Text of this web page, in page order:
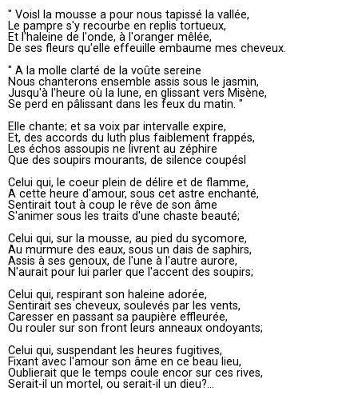
" Voisl la mousse a pour nous tapissé la vallée,
Le pampre s'y recourbe en replis tortueux,
Et l'haleine de l'onde, à l'oranger mêlée,
De ses fleurs qu'elle effeuille embaume mes cheveux.
" A la molle clarté de la voûte sereine
Nous chanterons ensemble assis sous le jasmin,
Jusqu'à l'heure où la lune, en glissant vers Misène,
Se perd en pâlissant dans les feux du matin. "
Elle chante; et sa voix par intervalle expire,
Et, des accords du luth plus faiblement frappés,
Les échos assoupis ne livrent au zéphire
Que des soupirs mourants, de silence coupésl
Celui qui, le coeur plein de délire et de flamme,
A cette heure d'amour, sous cet astre enchanté,
Sentirait tout à coup le rêve de son âme
S'animer sous les traits d'une chaste beauté;
Celui qui, sur la mousse, au pied du sycomore,
Au murmure des eaux, sous un dais de saphirs,
Assis à ses genoux, de l'une à l'autre aurore,
N'aurait pour lui parler que l'accent des soupirs;
Celui qui, respirant son haleine adorée,
Sentirait ses cheveux, soulevés par les vents,
Caresser en passant sa paupière effleurée,
Ou rouler sur son front leurs anneaux ondoyants;
Celui qui, suspendant les heures fugitives,
Fixant avec l'amour son âme en ce beau lieu,
Oublierait que le temps coule encor sur ces rives,
Serait-il un mortel, ou serait-il un dieu?...